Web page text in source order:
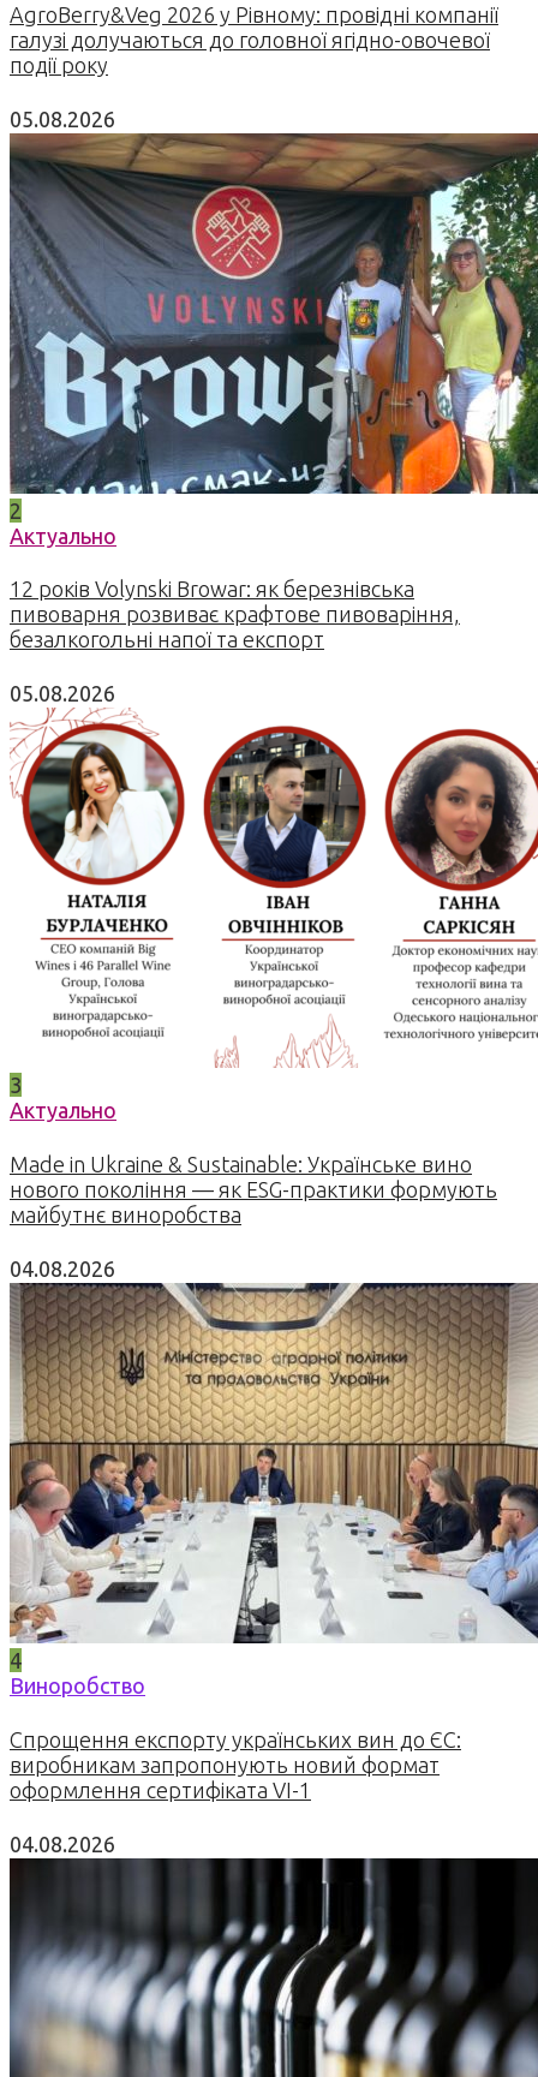
AgroBerry&Veg 2026 у Рівному: провідні компанії
галузі долучаються до головної ягідно-овочевої
події року
05.08.2026
2
Актуально
12 років Volynski Browar: як березнівська
пивоварня розвиває крафтове пивоваріння,
безалкогольні напої та експорт
05.08.2026
3
Актуально
Made in Ukraine & Sustainable: Українське вино
нового покоління — як ESG-практики формують
майбутнє виноробства
04.08.2026
4
Виноробство
Спрощення експорту українських вин до ЄС:
виробникам запропонують новий формат
оформлення сертифіката VI-1
04.08.2026